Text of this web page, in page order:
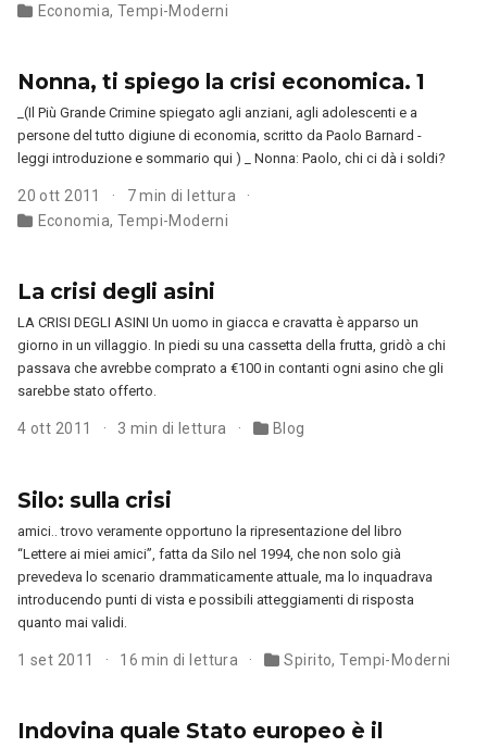
Economia, Tempi-Moderni
Nonna, ti spiego la crisi economica. 1
_(Il Più Grande Crimine spiegato agli anziani, agli adolescenti e a
persone del tutto digiune di economia, scritto da Paolo Barnard -
leggi introduzione e sommario qui ) _ Nonna: Paolo, chi ci dà i soldi?
20 ott 2011
7 min di lettura
Economia, Tempi-Moderni
La crisi degli asini
LA CRISI DEGLI ASINI Un uomo in giacca e cravatta è apparso un
giorno in un villaggio. In piedi su una cassetta della frutta, gridò a chi
passava che avrebbe comprato a €100 in contanti ogni asino che gli
sarebbe stato offerto.
4 ott 2011 3 min di lettura Blog
Silo: sulla crisi
amici.. trovo veramente opportuno la ripresentazione del libro
“Lettere ai miei amici”, fatta da Silo nel 1994, che non solo già
prevedeva lo scenario drammaticamente attuale, ma lo inquadrava
introducendo punti di vista e possibili atteggiamenti di risposta
quanto mai validi.
1 set 2011 16 min di lettura Spirito,Tempi-Moderni
Indovina quale Stato europeo è il